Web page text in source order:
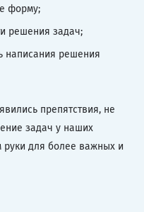
форму;
решения задач;
написания решения
препятствия, не
задач у наших
руки для более важных и